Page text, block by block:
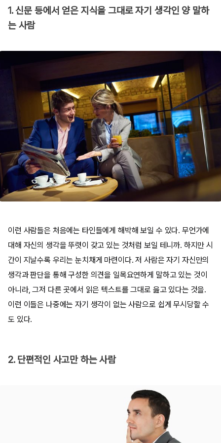
1. 신문 등에서 얻은 지식을 그대로 자기 생각인 양 말하
는 사람
이런 사람들은 처음에는 타인들에게 해박해 보일 수 있다. 무언가에
대해 자신의 생각을 뚜렷이 갖고 있는 것처럼 보일 테니까. 하지만 시
간이 지날수록 우리는 눈치채게 마련이다. 저 사람은 자기 자신만의
생각과 판단을 통해 구성한 의견을 일목요연하게 말하고 있는 것이
아니라, 그저 다른 곳에서 읽은 텍스트를 그대로 읊고 있다는 것을.
이런 이들은 나중에는 자기 생각이 없는 사람으로 쉽게 무시당할 수
도 있다.
2. 단편적인 사고만 하는 사람